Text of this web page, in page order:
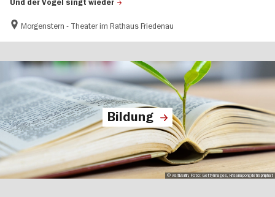
Und der Vogel singt wieder
Morgenstern - Theater im Rathaus Friedenau
Bildung
© visitBerlin, Foto: GettyImages, krisanapongdetraphiphat